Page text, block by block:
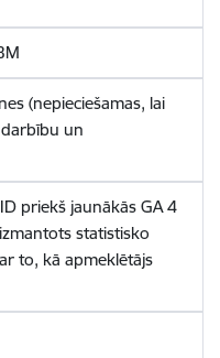
(nepieciešamas, lai
un
priekš jaunākās GA 4
statistisko
to, kā apmeklētājs